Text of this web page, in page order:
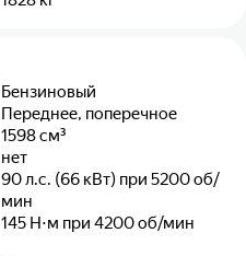
Бензиновый
Переднее, поперечное
1598см³
нет
90 л.с. (66 кВт) при 5200 об/
мин
145 Н⋅м при 4200 об/мин